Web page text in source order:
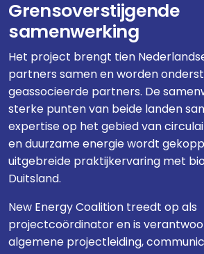
Grensoverstijgende
samenwerking
Het project brengt tien
partners samen en worden
geassocieerde partners. De
sterke punten van beide landen
expertise op het gebied van
en duurzame energie wordt
uitgebreide praktijkervaring met
Duitsland.
New Energy Coalition treedt op als
projectcoördinator en is
algemene projectleiding,